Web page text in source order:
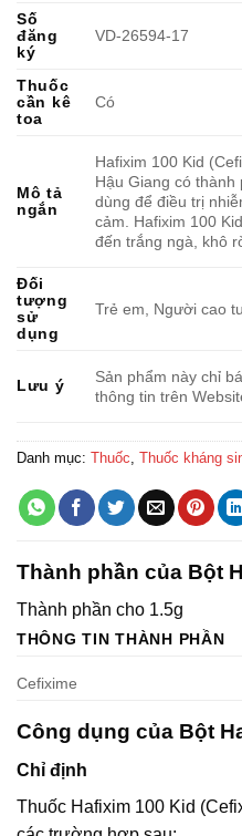
Số
đăng
ký
VD-26594-17
Thuốc
cần kê
toa
Có
Mô tả
ngắn
Hafixim 100 Kid
Hậu Giang có
dùng để điều trị
cảm. Hafixim 100
đến trắng ngà, khô
Đối
tượng
sử
dụng
Trẻ em, Người cao
Lưu ý
Sản phẩm này chỉ
thông tin trên
Danh mục: Thuốc Thuốc kháng
Thành phần của Bột
Thành phần cho 1.5g
THÔNG TIN THÀNH PHẦN
Cefixime
Công dụng của Bột
Chỉ định
Thuốc Hafixim 100 Kid